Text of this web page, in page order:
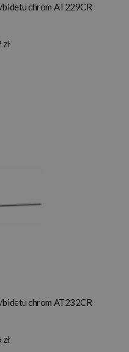
chrom AT229CR
chrom AT232CR